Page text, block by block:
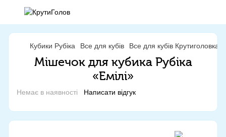
Кубики Рубіка Все для кубів Все для кубів Крутиголовка
Мішечок для кубика Рубіка
«Емілі»
Немає в наявності Написати відгук